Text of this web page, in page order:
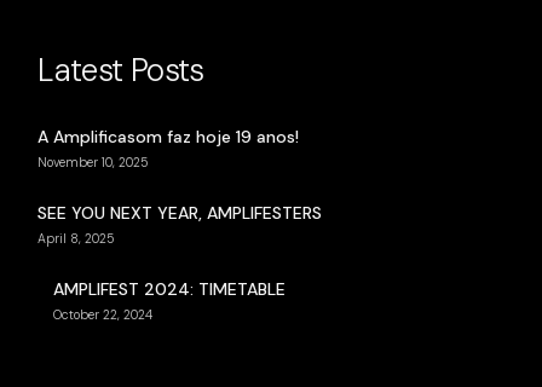
Latest Posts
A Amplificasom faz hoje 19 anos!
November 10, 2025
SEE YOU NEXT YEAR, AMPLIFESTERS
April 8, 2025
AMPLIFEST 2024: TIMETABLE
October 22, 2024